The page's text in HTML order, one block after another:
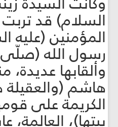
السلام) قد
المؤمنين (عليه
رسول الله (صلّى
وألقابها عديدة،
هاشم (والعقيلة
الكريمة على
بيتها)، العالمة،